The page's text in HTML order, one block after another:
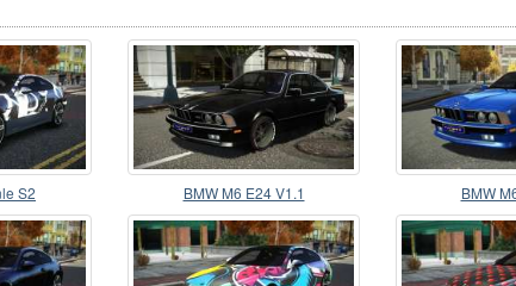
S2 BMW M6 E24 V1.1 BMW